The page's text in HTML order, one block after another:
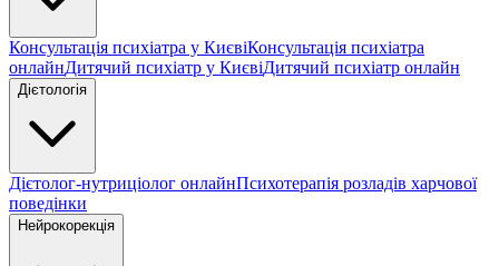
Консультація психіатра у КиєвіКонсультація психіатра
онлайнДитячий психіатр у КиєвіДитячий психіатр онлайн
Дієтологія
Дієтолог-нутриціолог онлайнПсихотерапія розладів харчової
поведінки
Нейрокорекція